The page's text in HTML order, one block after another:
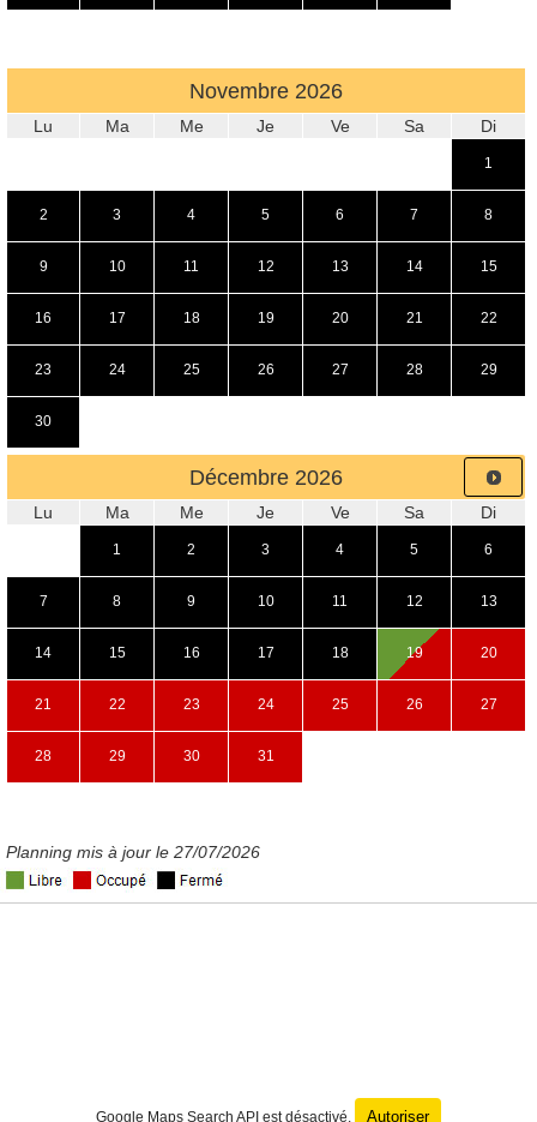
Novembre 2026
Lu Ma Me Je Ve Sa Di
1
2 3 4 5 6 7 8
9 10 11 12 13 14 15
16 17 18 19 20 21 22
23 24 25 26 27 28 29
30
Décembre 2026
Lu Ma Me Je Ve Sa Di
1 2 3 4 5 6
7 8 9 10 11 12 13
14 15 16 17 18 19 20
21 22 23 24 25 26 27
28 29 30 31
Planning mis à jour le 27/07/2026
Google Maps Search API est désactivé. Autoriser